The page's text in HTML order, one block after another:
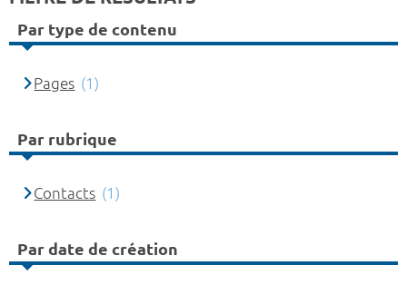
Par type de contenu
Pages (1)
Par rubrique
Contacts (1)
Par date de création